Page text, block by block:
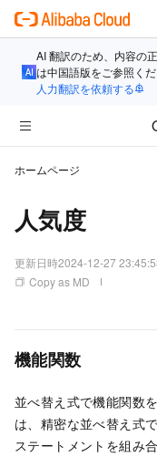
AI 翻訳のため、内容の
は中国語版をご参照くだ
人力翻訳を依頼する
ホームページ
人気度
更新日時2024-12-27
Copy as MD
機能関数
並べ替え式で機能関数
は、精密な並べ替え式
ステートメントを組み